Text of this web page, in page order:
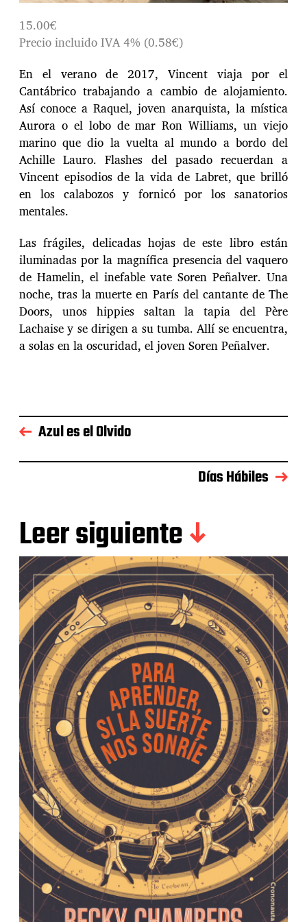
15.00€
Precio incluido IVA 4% (0.58€)
En el verano de 2017, Vincent viaja por el
Cantábrico trabajando a cambio de alojamiento.
Así conoce a Raquel, joven anarquista, la mística
Aurora o el lobo de mar Ron Williams, un viejo
marino que dio la vuelta al mundo a bordo del
Achille Lauro. Flashes del pasado recuerdan a
Vincent episodios de la vida de Labret, que brilló
en los calabozos y fornicó por los sanatorios
mentales.
Las frágiles, delicadas hojas de este libro están
iluminadas por la magnífica presencia del vaquero
de Hamelin, el inefable vate Soren Peñalver. Una
noche, tras la muerte en París del cantante de The
Doors, unos hippies saltan la tapia del Père
Lachaise y se dirigen a su tumba. Allí se encuentra,
a solas en la oscuridad, el joven Soren Peñalver.
Azul es el Olvido
Días Hábiles
Leer siguiente